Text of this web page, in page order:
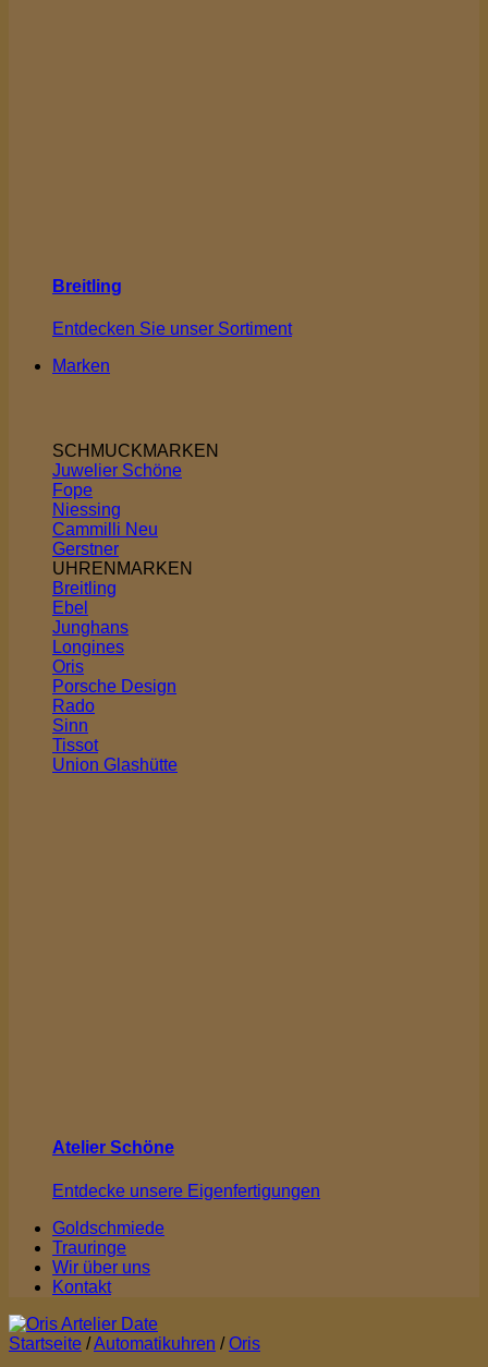
Breitling
Entdecken Sie unser Sortiment
Marken
SCHMUCKMARKEN
Juwelier Schöne
Fope
Niessing
Cammilli
Gerstner
UHRENMARKEN
Breitling
Ebel
Junghans
Longines
Oris
Porsche Design
Rado
Sinn
Tissot
Union Glashütte
Atelier Schöne
Entdecke unsere Eigenfertigungen
Goldschmiede
Trauringe
Wir über uns
Kontakt
Startseite /Automatikuhren / Oris